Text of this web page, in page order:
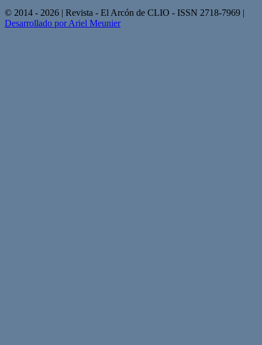
© 2014 - 2026 | Revista - El Arcón de CLIO - ISSN 2718-7969 |
Desarrollado por Ariel Meunier